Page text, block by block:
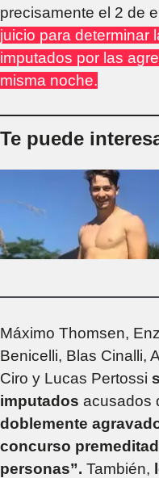
precisamente el 2 de
juicio para determinar
imputados por las
misma noche.
Te puede
Máximo Thomsen,
Benicelli, Blas Cinalli,
Ciro y Lucas Pertossi
imputados acusados
doblemente
concurso
personas”. También,